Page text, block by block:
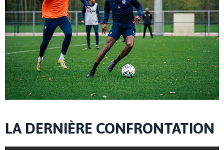
LA DERNIÈRE CONFRONTATION